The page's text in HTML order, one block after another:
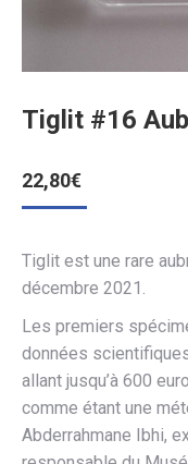
Tiglit #16
22,80€
Tiglit est une rare
décembre 2021.
Les premiers
données
allant jusqu’à 600
comme étant une
Abderrahmane Ibhi,